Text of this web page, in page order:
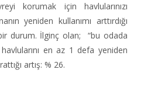
korumak için havlularınızı
yeniden kullanımı arttırdığı
durum. İlginç olan; “bu odada
en az 1 defa yeniden
artış: % 26.